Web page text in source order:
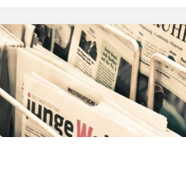
van
het
overtuigen.
Verslag